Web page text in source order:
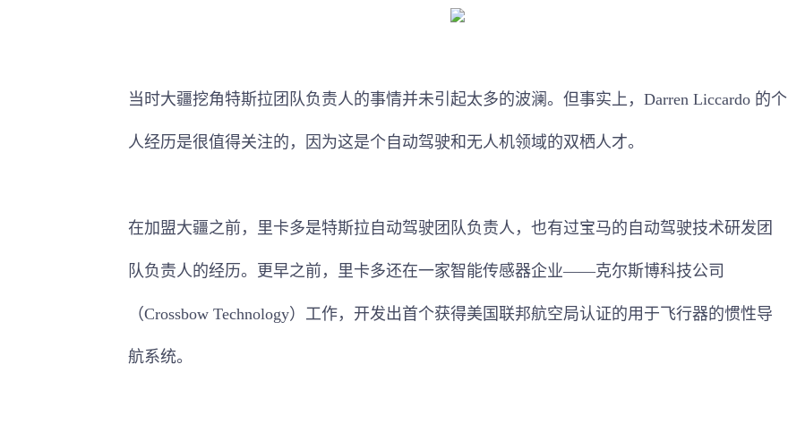
当时大疆挖角特斯拉团队负责人的事情并未引起太多的波澜。但事实上，Darren Liccardo 的个
人经历是很值得关注的，因为这是个自动驾驶和无人机领域的双栖人才。
在加盟大疆之前，里卡多是特斯拉自动驾驶团队负责人，也有过宝马的自动驾驶技术研发团
队负责人的经历。更早之前，里卡多还在一家智能传感器企业——克尔斯博科技公司
（Crossbow Technology）工作，开发出首个获得美国联邦航空局认证的用于飞行器的惯性导
航系统。